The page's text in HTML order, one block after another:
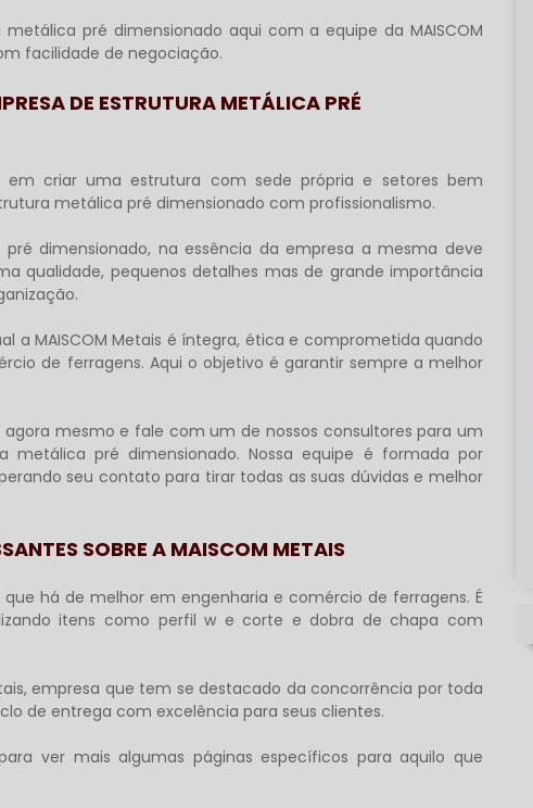
metálica pré dimensionado aqui com a equipe da MAISCOM
facilidade de negociação.
DE ESTRUTURA METÁLICA PRÉ
em criar uma estrutura com sede própria e setores bem
metálica pré dimensionado com profissionalismo.
dimensionado, na essência da empresa a mesma deve
qualidade, pequenos detalhes mas de grande importância
a MAISCOM Metais é íntegra, ética e comprometida quando
de ferragens. Aqui o objetivo é garantir sempre a melhor
mesmo e fale com um de nossos consultores para um
metálica pré dimensionado. Nossa equipe é formada por
seu contato para tirar todas as suas dúvidas e melhor
SOBRE A MAISCOM METAIS
que há de melhor em engenharia e comércio de ferragens. É
itens como perfil w e corte e dobra de chapa com
empresa que tem se destacado da concorrência por toda
de entrega com excelência para seus clientes.
ver mais algumas páginas específicos para aquilo que